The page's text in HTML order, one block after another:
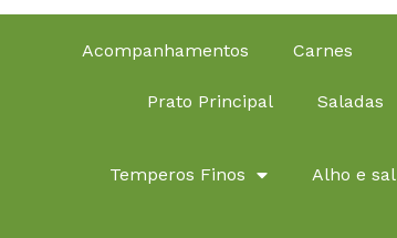
Acompanhamentos Carnes
Prato Principal Saladas
Temperos Finos Alho e sal